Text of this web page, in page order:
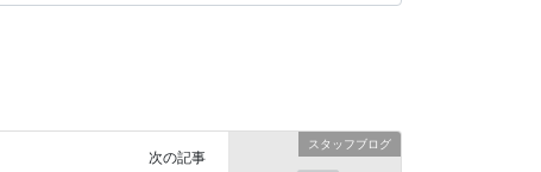
スタッフブログ
次の記事